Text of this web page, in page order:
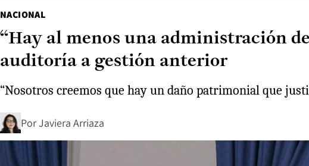
NACIONAL
“Hay al menos una administración
auditoría a gestión anterior
“Nosotros creemos que hay un daño patrimonial que
PorJaviera Arriaza